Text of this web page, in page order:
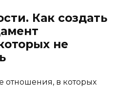
Как создать
не
отношения, в которых